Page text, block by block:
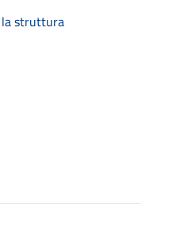
la struttura